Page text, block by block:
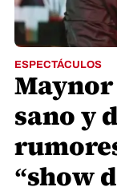
ESPECTÁCULOS
Maynor
sano y
“show